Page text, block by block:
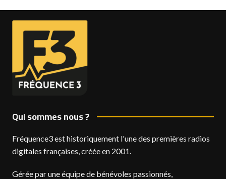
Qui sommes nous ?
Fréquence3 est historiquement l'une des premières radios
digitales françaises, créée en 2001.
Gérée par une équipe de bénévoles passionnés,